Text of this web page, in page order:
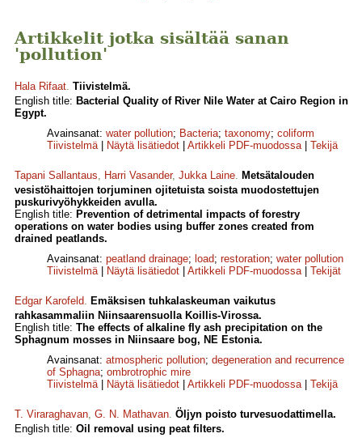
Artikkelit jotka sisältää sanan
'pollution'
Hala Rifaat. Tiivistelmä.
English title: Bacterial Quality of River Nile Water at Cairo Region in
Egypt.
Avainsanat: water pollution; Bacteria; taxonomy; coliform
Tiivistelmä| Näytä lisätiedot Artikkeli PDF-muodossa| Tekijä
Tapani Sallantaus, Harri Vasander, Jukka Laine. Metsätalouden
vesistöhaittojen torjuminen ojitetuista soista muodostettujen
puskurivyöhykkeiden avulla.
English title: Prevention of detrimental impacts of forestry
operations on water bodies using buffer zones created from
drained peatlands.
Avainsanat: peatland drainage; load; restoration; water pollution
Tiivistelmä| Näytä lisätiedot Artikkeli PDF-muodossa| Tekijät
Edgar Karofeld. Emäksisen tuhkalaskeuman vaikutus
rahkasammaliin Niinsaarensuolla Koillis-Virossa.
English title: The effects of alkaline fly ash precipitation on the
Sphagnum mosses in Niinsaare bog, NE Estonia.
Avainsanat: atmospheric pollution; degeneration and recurrence
of Sphagna; ombrotrophic mire
Tiivistelmä| Näytä lisätiedot Artikkeli PDF-muodossa| Tekijä
T. Viraraghavan, G. N. Mathavan. Öljyn poisto turvesuodattimella.
English title: Oil removal using peat filters.